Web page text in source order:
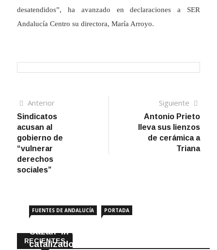
desatendidos”, ha avanzado en declaraciones a SER
Andalucía Centro su directora, María Arroyo.
Navegación
de
entradas
AnteriorArtículo
anterior
Sindicatos
acusan al
gobierno de
“vulnerar
derechos
sociales”
Siguiente
Antonio Prieto
lleva sus lienzos
de cerámica a
Triana
RECIENTES
FUENTES DE ANDALUCÍA PORTADA
Cazan ‘in fraganti’ a ladrones de
catalizadores